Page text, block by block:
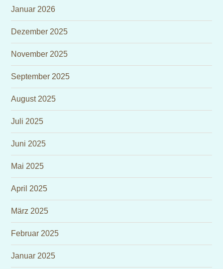
Januar 2026
Dezember 2025
November 2025
September 2025
August 2025
Juli 2025
Juni 2025
Mai 2025
April 2025
März 2025
Februar 2025
Januar 2025